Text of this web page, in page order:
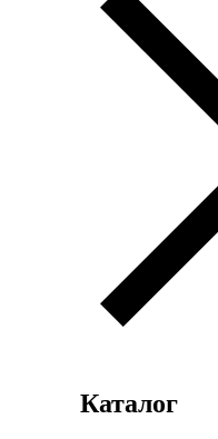
Каталог